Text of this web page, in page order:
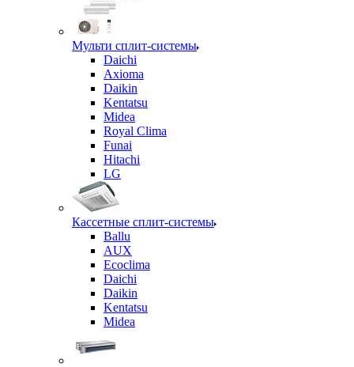
Мульти сплит-системы
Daichi
Axioma
Daikin
Kentatsu
Midea
Royal Clima
Funai
Hitachi
LG
Кассетные сплит-системы
Ballu
AUX
Ecoclima
Daichi
Daikin
Kentatsu
Midea